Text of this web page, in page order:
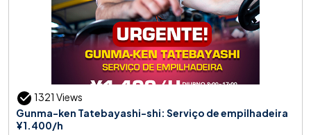
1321 Views
Gunma-ken Tatebayashi-shi: Serviço de empilhadeira
¥1.400/h